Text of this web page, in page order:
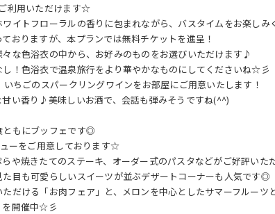
利用いただけます☆
イトフローラルの香りに包まれながら、バスタイムをお楽しみ
おりますが、本プランでは無料チケットを進呈！
な色浴衣の中から、お好みのものをお選びいただけます♪
！色浴衣で温泉旅行をより華やかなものにしてくださいね☆彡
ちごのスパークリングワインをお部屋にご用意いたします！
い香り♪美味しいお酒で、会話も弾みそうですね(^^)
ともにブッフェです◎
ーをご用意しております☆
や焼きたてのステーキ、オーダー式のパスタなどがご好評いた
目も可愛らしいスイーツが並ぶデザートコーナーも人気です◎
だける「お肉フェア」と、メロンを中心としたサマーフルーツ
を開催中☆彡